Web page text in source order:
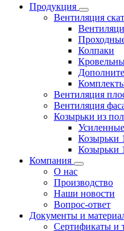
Продукция
Вентиляция
Колпаки
Вентиляция
Вентиляция
Козырьки из
Козырьки
Козырьки
Компания
О нас
Производство
Наши новости
Вопрос-ответ
Документы и
Сертификаты и